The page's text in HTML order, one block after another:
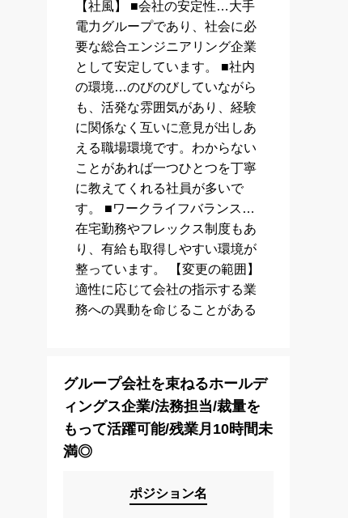
【社風】 ■会社の安定性…大手
電力グループであり、社会に必
要な総合エンジニアリング企業
として安定しています。 ■社内
の環境…のびのびしていながら
も、活発な雰囲気があり、経験
に関係なく互いに意見が出しあ
える職場環境です。わからない
ことがあれば一つひとつを丁寧
に教えてくれる社員が多いで
す。 ■ワークライフバランス…
在宅勤務やフレックス制度もあ
り、有給も取得しやすい環境が
整っています。 【変更の範囲】
適性に応じて会社の指示する業
務への異動を命じることがある
グループ会社を束ねるホールデ
ィングス企業/法務担当/裁量を
もって活躍可能/残業月10時間未
満◎
ポジション名